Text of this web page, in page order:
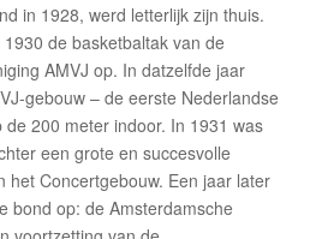
in 1928, werd letterlijk zijn thuis.
de basketbaltak van de
AMVJ op. In datzelfde jaar
gebouw – de eerste Nederlandse
200 meter indoor. In 1931 was
een grote en succesvolle
het Concertgebouw. Een jaar later
bond op: de Amsterdamsche